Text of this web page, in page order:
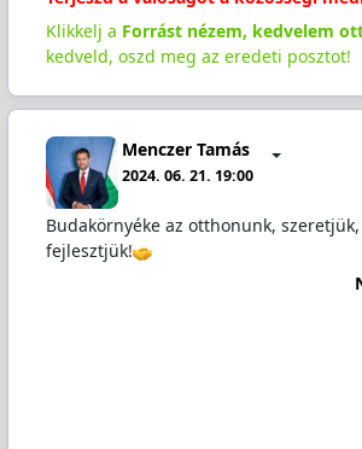
Klikkelj a Forrást nézem, kedvelem
kedveld, oszd meg az eredeti posztot!
Menczer Tamás
2024. 06. 21. 19:00
Budakörnyéke az otthonunk,
fejlesztjük!